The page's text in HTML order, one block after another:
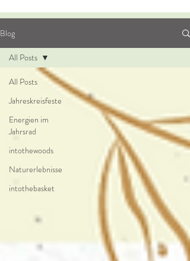
Blog
All Posts
Jahreskreisfeste
Energien im
Jahrsrad
intothewoods
Naturerlebnisse
intothebasket
All Posts